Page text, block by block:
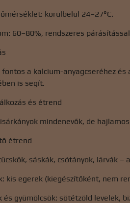
körülbelül 24–27°C.
60–80%, rendszeres
fontos a kalcium-anyagcseréhez
is segít.
és étrend
mindenevők, de
étrend
sáskák, csótányok, lárvák –
kis egerek (kiegészítőként, nem
és gyümölcsök: sötétzöld levelek,